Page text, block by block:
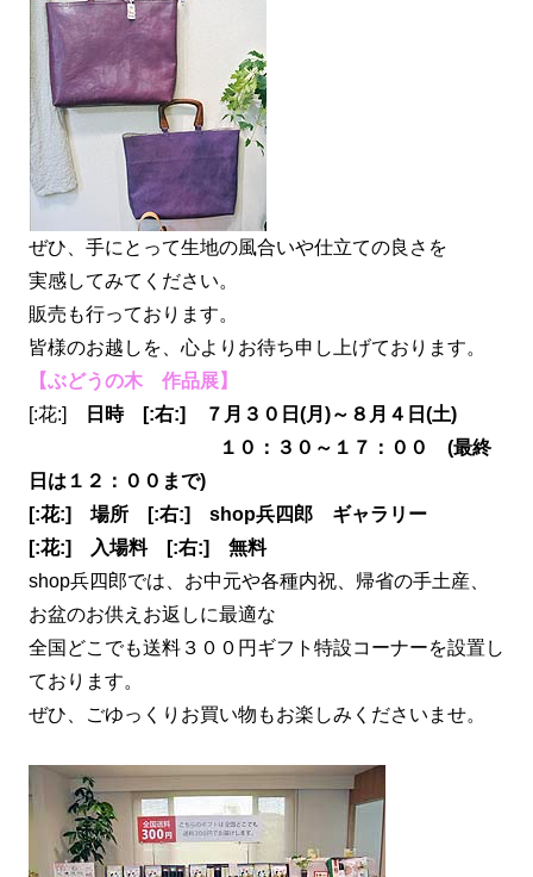
ぜひ、手にとって生地の風合いや仕立ての良さを
実感してみてください。
販売も行っております。
皆様のお越しを、心よりお待ち申し上げております。
【ぶどうの木 作品展】
[:花:]
日時 [:右:] ７月３０日(月)～８月４日(土)
１０：３０～１７：００ (最終
日は１２：００まで)
[:花:] 場所 [:右:] shop兵四郎 ギャラリー
[:花:] 入場料 [:右:] 無料
shop兵四郎では、お中元や各種内祝、帰省の手土産、
お盆のお供えお返しに最適な
全国どこでも送料３００円ギフト特設コーナーを設置し
ております。
ぜひ、ごゆっくりお買い物もお楽しみくださいませ。